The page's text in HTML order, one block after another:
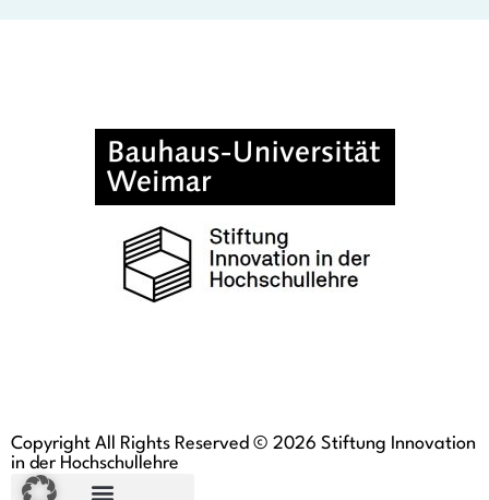
Copyright All Rights Reserved © 2026 Stiftung Innovation
in der Hochschullehre